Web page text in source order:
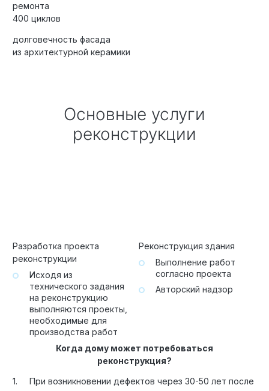
ремонта
400 циклов
долговечность фасада
из архитектурной керамики
Основные услуги
реконструкции
Разработка проекта
реконструкции
Исходя из
технического задания
на реконструкцию
выполняются проекты,
необходимые для
производства работ
Реконструкция здания
Выполнение работ
согласно проекта
Авторский надзор
Когда дому может потребоваться
реконструкция?
При возникновении дефектов через 30-50 лет после